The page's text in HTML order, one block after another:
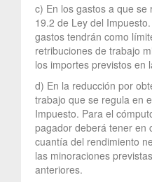
c) En los gastos a que
19.2 de Ley del
gastos tendrán como
retribuciones de trabajo
los importes previstos en
d) En la reducción por
trabajo que se regula en
Impuesto. Para el
pagador deberá tener en
cuantía del rendimiento
las minoraciones
anteriores.